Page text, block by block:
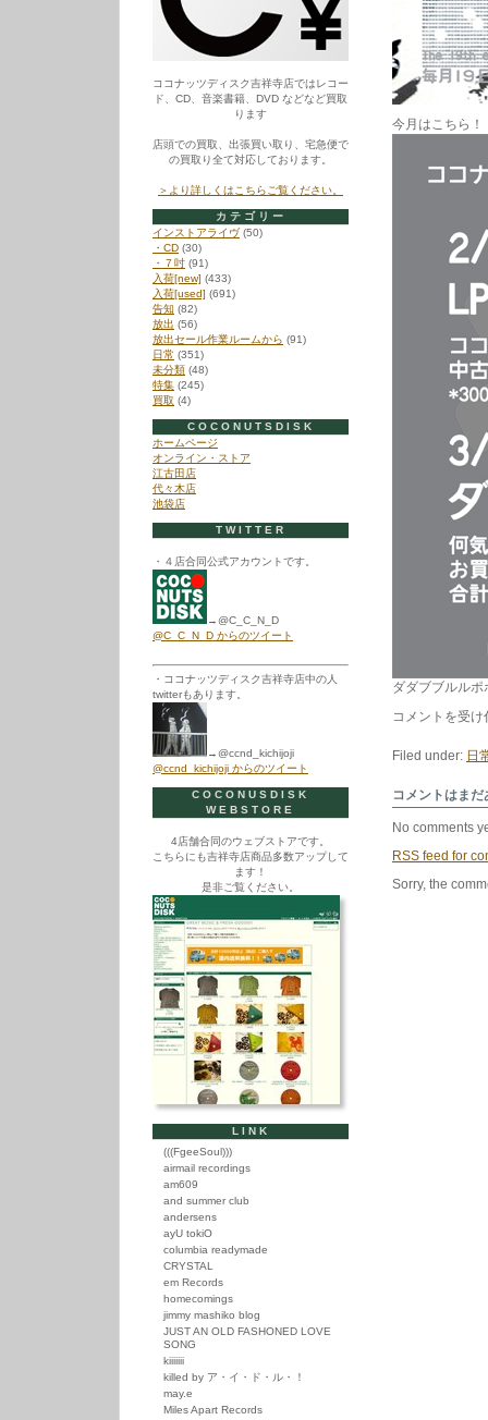
今月はこちら！
ダダブブルル
明
ブ
ポ
イ
ン
ト
Day
で
す！
コメントを受
Filed under: 日
コメントはま
No comments
RSS feed for
Sorry, the
ココナッツディスク吉祥寺店ではレコー
ド、CD、音楽書籍、DVD などなど買取
ります
店頭での買取、出張買い取り、宅急便で
の買取り全て対応しております。
＞より詳しくはこちらご覧ください。
カテゴリー
インストアライヴ(50)
・CD (30)
・７吋 (91)
入荷[new] (433)
入荷[used] (691)
告知 (82)
放出 (56)
放出セール作業ルームから (91)
日常 (351)
未分類 (48)
特集 (245)
買取 (4)
COCONUTSDISK
ホームページ
オンライン・ストア
江古田店
代々木店
池袋店
TWITTER
・４店合同公式アカウントです。
→@C_C_N_D
@C_C_N_D からのツイート
・ココナッツディスク吉祥寺店中の人
twitterもあります。
→@ccnd_kichijoji
@ccnd_kichijoji からのツイート
COCONUSDISK
WEBSTORE
4店舗合同のウェブストアです。
こちらにも吉祥寺店商品多数アップして
ます！
是非ご覧ください。
LINK
(((FgeeSoul)))
airmail recordings
am609
and summer club
andersens
ayU tokiO
columbia readymade
CRYSTAL
em Records
homecomings
jimmy mashiko blog
JUST AN OLD FASHONED LOVE
SONG
kiiiiiii
killed by ア・イ・ド・ル・！
may.e
Miles Apart Records